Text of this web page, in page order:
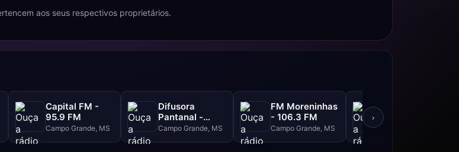
aos seus respectivos proprietários.
Capital FM -
95.9 FM
Campo Grande, MS
Difusora
Pantanal -
101.9 FM
Campo Grande, MS
FM Moreninhas
- 106.3 FM
Campo Grande, MS
104.3 FM
›